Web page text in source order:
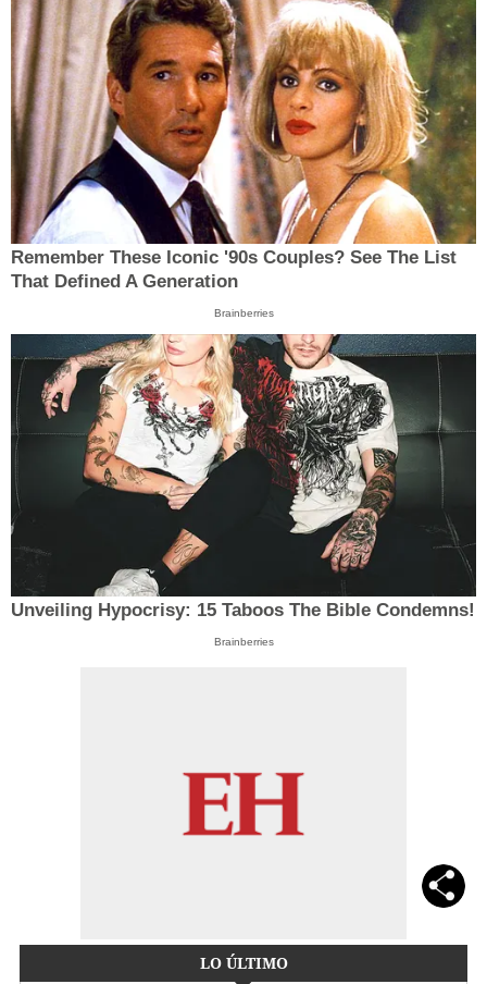
Remember These Iconic '90s Couples? See The List
That Defined A Generation
Brainberries
Unveiling Hypocrisy: 15 Taboos The Bible Condemns!
Brainberries
LO ÚLTIMO